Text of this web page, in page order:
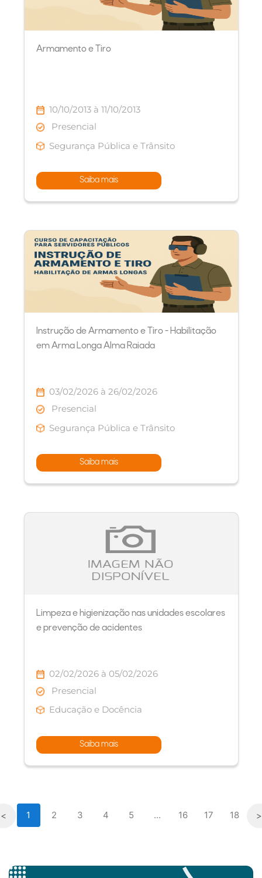
Armamento e Tiro
10/10/2013 à 11/10/2013
Presencial
Segurança Pública e Trânsito
Saiba mais
Instrução de Armamento e Tiro - Habilitação
em Arma Longa Alma Raiada
03/02/2026 à 26/02/2026
Presencial
Segurança Pública e Trânsito
Saiba mais
Limpeza e higienização nas unidades escolares
e prevenção de acidentes
02/02/2026 à 05/02/2026
Presencial
Educação e Docência
Saiba mais
< 1 2 3 4 5 ... 16 17 18 >